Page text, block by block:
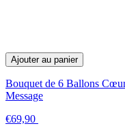
Ajouter au panier
Bouquet de 6 Ballons
Message
€69,90